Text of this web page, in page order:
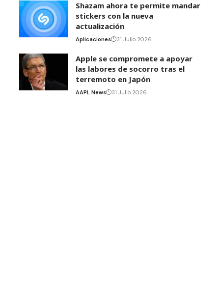
Shazam ahora te permite mandar
stickers con la nueva
actualización
Aplicaciones 31 Julio 2026
Apple se compromete a apoyar
las labores de socorro tras el
terremoto en Japón
AAPL News 31 Julio 2026